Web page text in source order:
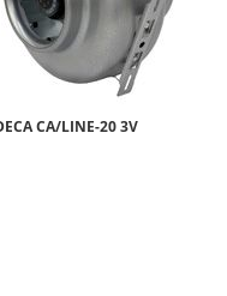
CA/LINE-20 3V